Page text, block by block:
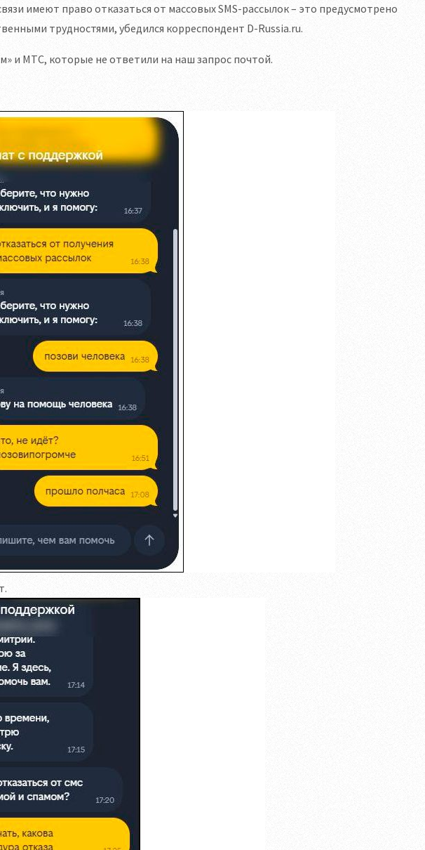
имеют право отказаться от массовых SMS-рассылок – это предусмотрено
трудностями, убедился корреспондент D-Russia.ru.
и МТС, которые не ответили на наш запрос почтой.